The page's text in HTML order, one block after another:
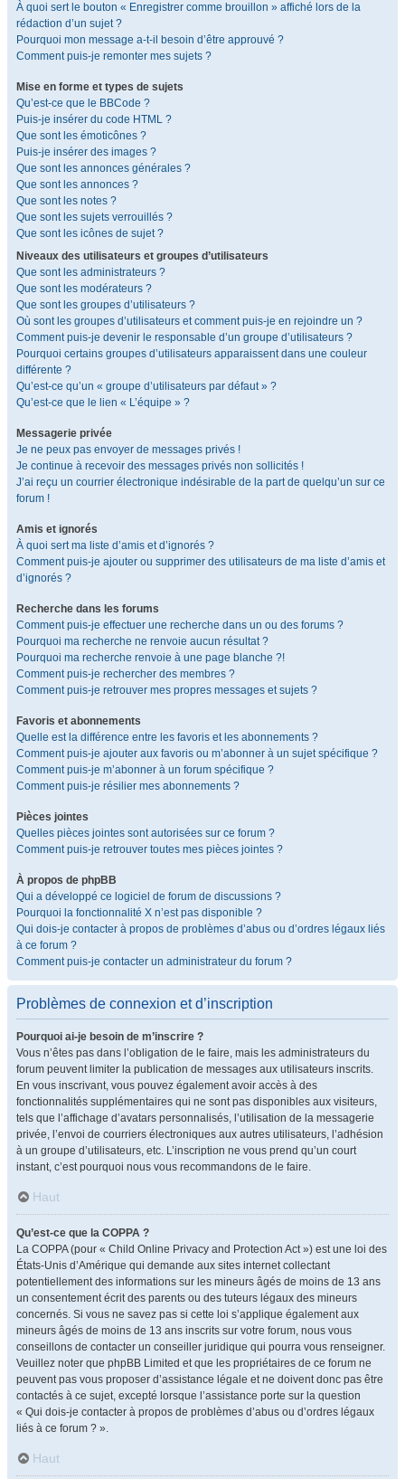
À quoi sert le bouton « Enregistrer comme brouillon » affiché lors de la
rédaction d’un sujet ?
Pourquoi mon message a-t-il besoin d’être approuvé ?
Comment puis-je remonter mes sujets ?
Mise en forme et types de sujets
Qu’est-ce que le BBCode ?
Puis-je insérer du code HTML ?
Que sont les émoticônes ?
Puis-je insérer des images ?
Que sont les annonces générales ?
Que sont les annonces ?
Que sont les notes ?
Que sont les sujets verrouillés ?
Que sont les icônes de sujet ?
Niveaux des utilisateurs et groupes d’utilisateurs
Que sont les administrateurs ?
Que sont les modérateurs ?
Que sont les groupes d’utilisateurs ?
Où sont les groupes d’utilisateurs et comment puis-je en rejoindre un ?
Comment puis-je devenir le responsable d’un groupe d’utilisateurs ?
Pourquoi certains groupes d’utilisateurs apparaissent dans une couleur
différente ?
Qu’est-ce qu’un « groupe d’utilisateurs par défaut » ?
Qu’est-ce que le lien « L’équipe » ?
Messagerie privée
Je ne peux pas envoyer de messages privés !
Je continue à recevoir des messages privés non sollicités !
J’ai reçu un courrier électronique indésirable de la part de quelqu’un sur ce
forum !
Amis et ignorés
À quoi sert ma liste d’amis et d’ignorés ?
Comment puis-je ajouter ou supprimer des utilisateurs de ma liste d’amis et
d’ignorés ?
Recherche dans les forums
Comment puis-je effectuer une recherche dans un ou des forums ?
Pourquoi ma recherche ne renvoie aucun résultat ?
Pourquoi ma recherche renvoie à une page blanche ?!
Comment puis-je rechercher des membres ?
Comment puis-je retrouver mes propres messages et sujets ?
Favoris et abonnements
Quelle est la différence entre les favoris et les abonnements ?
Comment puis-je ajouter aux favoris ou m’abonner à un sujet spécifique ?
Comment puis-je m’abonner à un forum spécifique ?
Comment puis-je résilier mes abonnements ?
Pièces jointes
Quelles pièces jointes sont autorisées sur ce forum ?
Comment puis-je retrouver toutes mes pièces jointes ?
À propos de phpBB
Qui a développé ce logiciel de forum de discussions ?
Pourquoi la fonctionnalité X n’est pas disponible ?
Qui dois-je contacter à propos de problèmes d’abus ou d’ordres légaux liés
à ce forum ?
Comment puis-je contacter un administrateur du forum ?
Problèmes de connexion et d’inscription
Pourquoi ai-je besoin de m’inscrire ?
Vous n’êtes pas dans l’obligation de le faire, mais les administrateurs du
forum peuvent limiter la publication de messages aux utilisateurs inscrits.
En vous inscrivant, vous pouvez également avoir accès à des
fonctionnalités supplémentaires qui ne sont pas disponibles aux visiteurs,
tels que l’affichage d’avatars personnalisés, l’utilisation de la messagerie
privée, l’envoi de courriers électroniques aux autres utilisateurs, l’adhésion
à un groupe d’utilisateurs, etc. L’inscription ne vous prend qu’un court
instant, c’est pourquoi nous vous recommandons de le faire.
Haut
Qu’est-ce que la COPPA ?
La COPPA (pour « Child Online Privacy and Protection Act ») est une loi des
États-Unis d’Amérique qui demande aux sites internet collectant
potentiellement des informations sur les mineurs âgés de moins de 13 ans
un consentement écrit des parents ou des tuteurs légaux des mineurs
concernés. Si vous ne savez pas si cette loi s’applique également aux
mineurs âgés de moins de 13 ans inscrits sur votre forum, nous vous
conseillons de contacter un conseiller juridique qui pourra vous renseigner.
Veuillez noter que phpBB Limited et que les propriétaires de ce forum ne
peuvent pas vous proposer d’assistance légale et ne doivent donc pas être
contactés à ce sujet, excepté lorsque l’assistance porte sur la question
« Qui dois-je contacter à propos de problèmes d’abus ou d’ordres légaux
liés à ce forum ? ».
Haut